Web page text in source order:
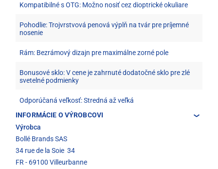
Kompatibilné s OTG: Možno nosiť cez dioptrické okuliare
Pohodlie: Trojvrstvová penová výplň na tvár pre príjemné
nosenie
Rám: Bezrámový dizajn pre maximálne zorné pole
Bonusové sklo: V cene je zahrnuté dodatočné sklo pre zlé
svetelné podmienky
Odporúčaná veľkosť: Stredná až veľká
INFORMÁCIE O VÝROBCOVI
Výrobca
Bollé Brands SAS
34 rue de la Soie 34
FR - 69100 Villeurbanne